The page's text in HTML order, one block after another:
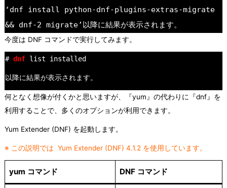
‘dnf install python-dnf-plugins-extras-migrate
&& dnf-2 migrate’ 以降に結果が表示されます。
今度は DNF コマンドで実行してみます。
# dnflist installed
以降に結果が表示されます。
何となく想像が付くかと思いますが、『yum』の代わりに『dnf』を
利用することで、多くのオプションが利用できます。
Yum Extender (DNF) を起動します。
※ この説明では Yum Extender (DNF) 4.1.2 を使用しています。
yum コマンド DNF コマンド